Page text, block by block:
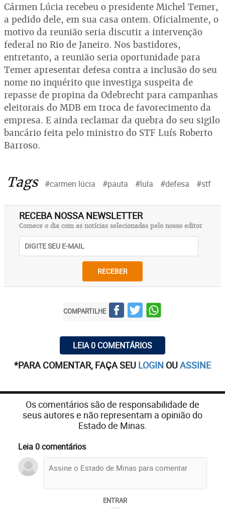
Cármen Lúcia recebeu o presidente Michel Temer,
a pedido dele, em sua casa ontem. Oficialmente, o
motivo da reunião seria discutir a intervenção
federal no Rio de Janeiro. Nos bastidores,
entretanto, a reunião seria oportunidade para
Temer apresentar defesa contra a inclusão do seu
nome no inquérito que investiga suspeita de
repasse de propina da Odebrecht para campanhas
eleitorais do MDB em troca de favorecimento da
empresa. E ainda reclamar da quebra do seu sigilo
bancário feita pelo ministro do STF Luís Roberto
Barroso.
Tags #carmen lúcia #pauta #lula #defesa #stf
RECEBA NOSSA NEWSLETTER
Comece o dia com as notícias selecionadas pelo nosso editor
RECEBER
COMPARTILHE
LEIA 0 COMENTÁRIOS
*PARA COMENTAR, FAÇA SEU LOGIN OUASSINE
Os comentários são de responsabilidade de
seus autores e não representam a opinião do
Estado de Minas.
Leia 0 comentários
ENTRAR